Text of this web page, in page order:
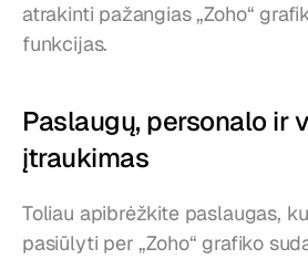
atrakinti pažangias „Zoho“
funkcijas.
Paslaugų, personalo ir
įtraukimas
Toliau apibrėžkite paslaugas,
pasiūlyti per „Zoho“ grafiko